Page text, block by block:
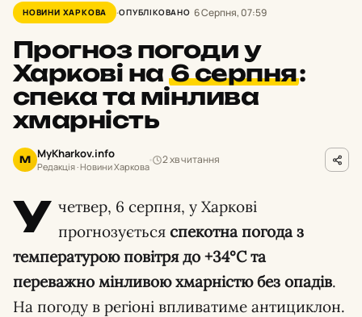
НОВИНИ ХАРКОВА ОПУБЛІКОВАНО 6 Серпня, 07:59
Прогноз погоди у
Харкові на 6 серпня:
спека та мінлива
хмарність
M MyKharkov.info
Редакція · Новини Харкова
2 хв читання
У четвер, 6 серпня, у Харкові
прогнозуєтьсяспекотна погода з
температурою повітря до +34°C та
переважно мінливою хмарністю без опадів.
На погоду в регіоні впливатиме антициклон.